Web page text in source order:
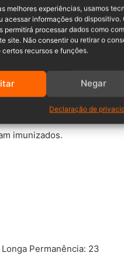
melhores experiências, usamos
acessar informações do dispositivo.
permitirá processar dados como
site. Não consentir ou retirar o
recursos e funções.
Negar
Declaração de
novas doses
do sistema prisional –
imunizados.
Permanência: 23